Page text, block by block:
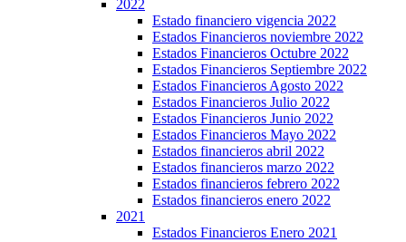
2022
Estado financiero vigencia 2022
Estados Financieros noviembre 2022
Estados Financieros Octubre 2022
Estados Financieros Septiembre 2022
Estados Financieros Agosto 2022
Estados Financieros Julio 2022
Estados Financieros Junio 2022
Estados Financieros Mayo 2022
Estados financieros abril 2022
Estados financieros marzo 2022
Estados financieros febrero 2022
Estados financieros enero 2022
2021
Estados Financieros Enero 2021